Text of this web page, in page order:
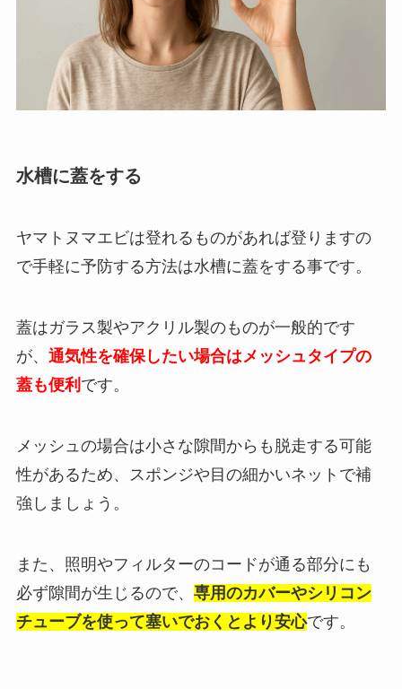
水槽に蓋をする
ヤマトヌマエビは登れるものがあれば登りますの
で手軽に予防する方法は水槽に蓋をする事です。
蓋はガラス製やアクリル製のものが一般的です
が、 通気性を確保したい場合はメッシュタイプの
蓋も便利 です。
メッシュの場合は小さな隙間からも脱走する可能
性があるため、スポンジや目の細かいネットで補
強しましょう。
また、照明やフィルターのコードが通る部分にも
必ず隙間が生じるので、 専用のカバーやシリコン
チューブを使って塞いでおくとより安心です。